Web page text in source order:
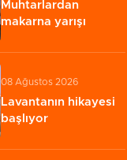
Muhtarlardan
makarna yarışı
08 Ağustos 2026
Lavantanın hikayesi
başlıyor